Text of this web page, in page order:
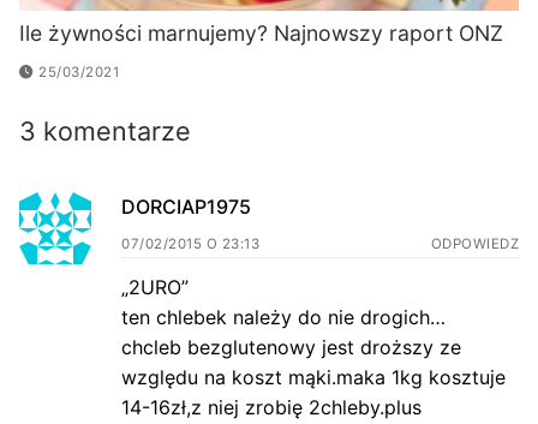
Ile żywności marnujemy? Najnowszy raport ONZ
25/03/2021
3 komentarze
DORCIAP1975
07/02/2015 O 23:13 ODPOWIEDZ
„2URO”
ten chlebek należy do nie drogich…
chcleb bezglutenowy jest droższy ze
względu na koszt mąki.maka 1kg kosztuje
14-16zł,z niej zrobię 2chleby.plus